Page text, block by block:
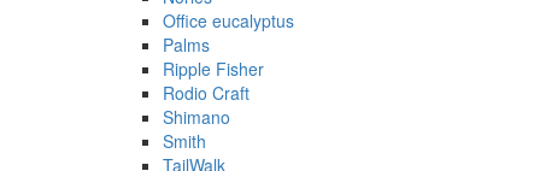
Office eucalyptus
Palms
Ripple Fisher
Rodio Craft
Shimano
Smith
TailWalk